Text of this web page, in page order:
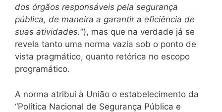
dos órgãos responsáveis pela segurança
pública, de maneira a garantir a eficiência de
suas atividades.”), mas que na verdade já se
revela tanto uma norma vazia sob o ponto de
vista pragmático, quanto retórica no escopo
programático.
A norma atribui à União o estabelecimento da
“Política Nacional de Segurança Pública e